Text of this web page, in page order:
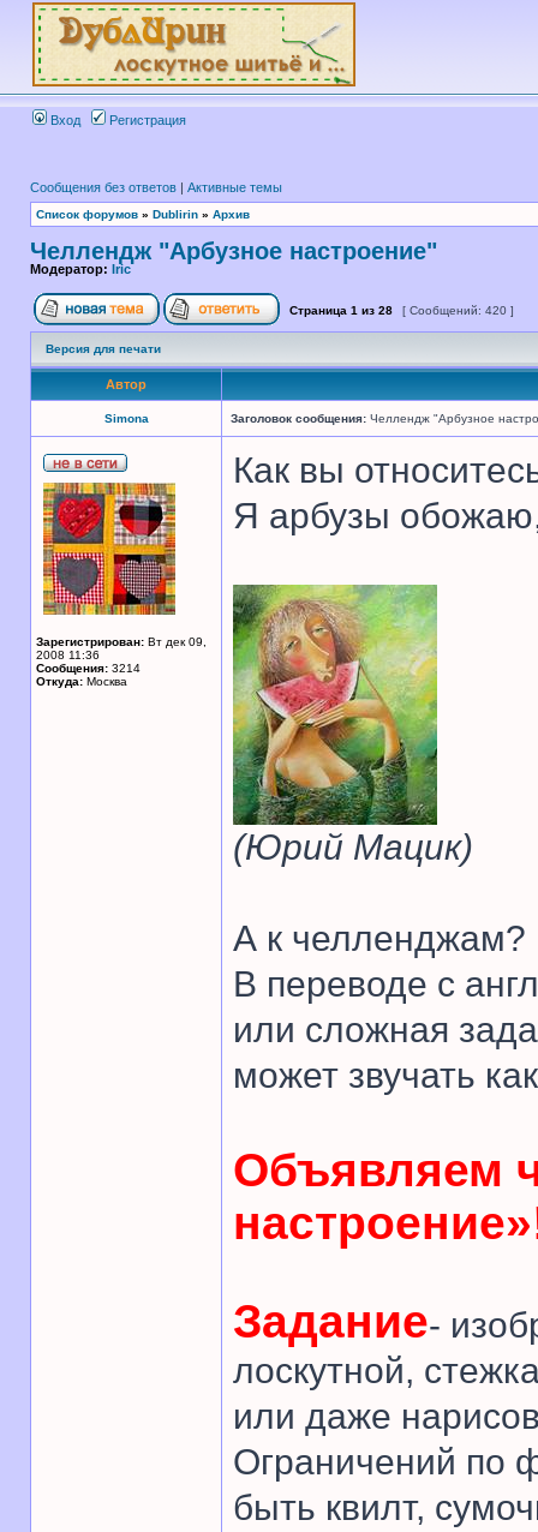
Вход Регистрация
Сообщения без ответов | Активные темы
Список форумов » Dublirin » Архив
Челлендж "Арбузное настроение"
Модератор: Iric
Страница 1 из 28 [ Сообщений: 420 ]
Версия для печати
Автор
Simona Заголовок сообщения: Челлендж "Арбузное
Зарегистрирован: Вт дек 09,
2008 11:36
Сообщения: 3214
Откуда: Москва
Как вы
Я арбузы
(Юрий Мацик)
А к челленджам?
В переводе с
или сложная
может звучать
Объявляем
Задание-
лоскутной,
или даже
Ограничений по
быть квилт,